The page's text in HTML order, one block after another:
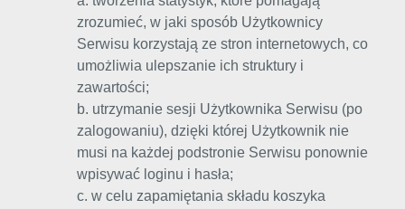
zrozumieć, w jaki sposób Użytkownicy
Serwisu korzystają ze stron internetowych, co
umożliwia ulepszanie ich struktury i
zawartości;
b. utrzymanie sesji Użytkownika Serwisu (po
zalogowaniu), dzięki której Użytkownik nie
musi na każdej podstronie Serwisu ponownie
wpisywać loginu i hasła;
c. w celu zapamiętania składu koszyka